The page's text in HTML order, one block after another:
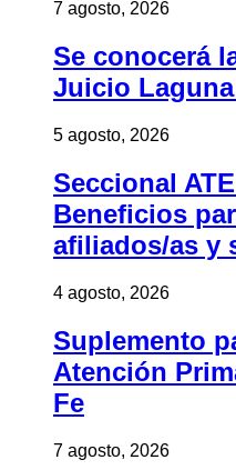
7 agosto, 2026
Se conocerá
Juicio
5 agosto, 2026
Seccional
Beneficios
afiliados/as y
4 agosto, 2026
Suplemento
Atención
Fe
7 agosto, 2026